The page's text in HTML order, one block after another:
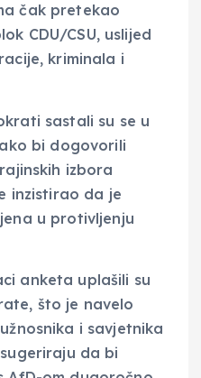
čak pretekao
CDU/CSU, uslijed
kriminala i
sastali su se u
bi dogovorili
izbora
inzistirao da je
u protivljenju
anketa uplašili su
što je navelo
i savjetnika
da bi